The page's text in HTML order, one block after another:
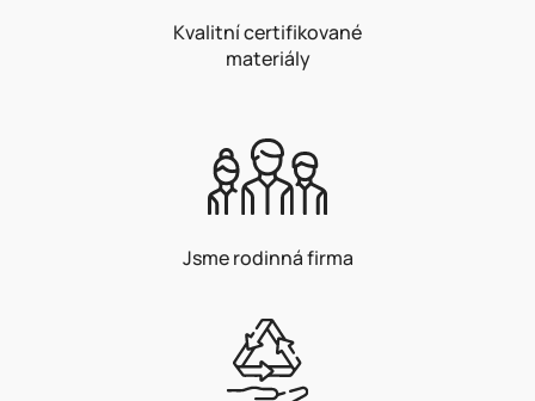
Kvalitní certifikované
materiály
Jsme rodinná firma